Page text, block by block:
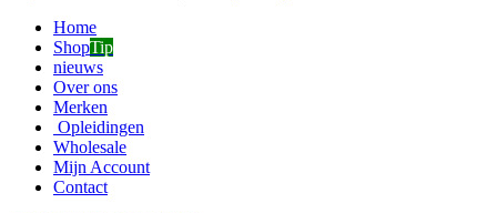
Home
ShopTip
nieuws
Over ons
Merken
Opleidingen
Wholesale
Mijn Account
Contact